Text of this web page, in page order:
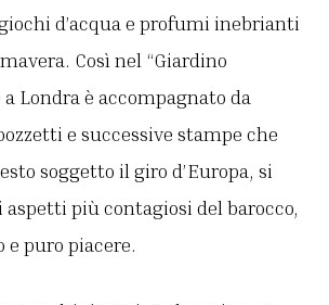
d’acqua e profumi inebrianti
Così nel “Giardino
a Londra è accompagnato da
e successive stampe che
soggetto il giro d’Europa, si
aspetti più contagiosi del barocco,
puro piacere.